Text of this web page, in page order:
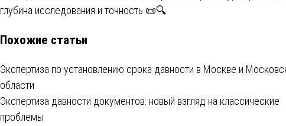
записям
глубина исследования и точность 📜🔍
Похожие статьи
Экспертиза по установлению срока давности в Москве и
области
Экспертиза давности документов: новый взгляд на классические
проблемы